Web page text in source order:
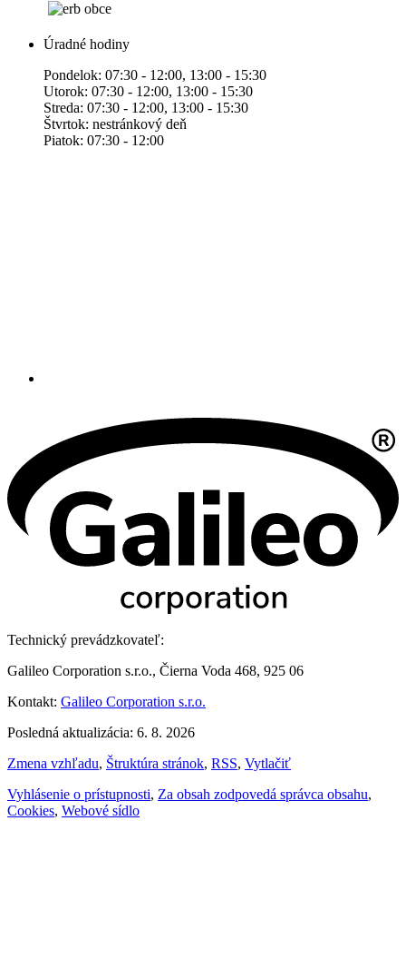
Úradné hodiny
Pondelok: 07:30 - 12:00, 13:00 - 15:30
Utorok: 07:30 - 12:00, 13:00 - 15:30
Streda: 07:30 - 12:00, 13:00 - 15:30
Štvrtok: nestránkový deň
Piatok: 07:30 - 12:00
Technický prevádzkovateľ:
Galileo Corporation s.r.o., Čierna Voda 468, 925 06
Kontakt: Galileo Corporation s.r.o.
Posledná aktualizácia: 6. 8. 2026
Zmena vzhľadu, Štruktúra stránok, RSS, Vytlačiť
Vyhlásenie o prístupnosti, Za obsah zodpovedá správca obsahu,
Cookies, Webové sídlo